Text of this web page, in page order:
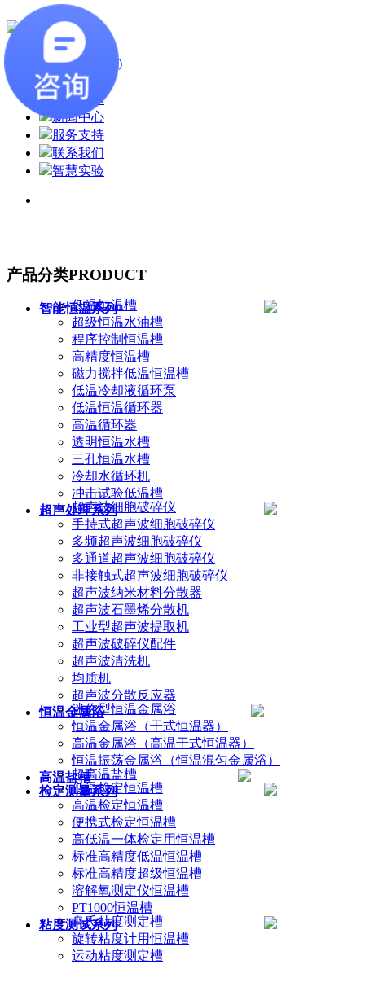
首页 (current)
关于我们
产品展示
新闻中心
服务支持
联系我们
智慧实验
产品分类PRODUCT
智能恒温系列
低温恒温槽
超级恒温水油槽
程序控制恒温槽
高精度恒温槽
磁力搅拌低温恒温槽
低温冷却液循环泵
低温恒温循环器
高温循环器
透明恒温水槽
三孔恒温水槽
冷却水循环机
冲击试验低温槽
超声处理系列
超声波细胞破碎仪
手持式超声波细胞破碎仪
多频超声波细胞破碎仪
多通道超声波细胞破碎仪
非接触式超声波细胞破碎仪
超声波纳米材料分散器
超声波石墨烯分散机
工业型超声波提取机
超声波破碎仪配件
超声波清洗机
均质机
超声波分散反应器
恒温金属浴迷你型恒温金属浴
恒温金属浴（干式恒温器）
高温金属浴（高温干式恒温器）
恒温振荡金属浴（恒温混匀金属浴）
高温盐槽超高温盐槽
检定测量系列
低温检定恒温槽
高温检定恒温槽
便携式检定恒温槽
高低温一体检定用恒温槽
标准高精度低温恒温槽
标准高精度超级恒温槽
溶解氧测定仪恒温槽
PT1000恒温槽
粘度测试系列
乌氏粘度测定槽
旋转粘度计用恒温槽
运动粘度测定槽